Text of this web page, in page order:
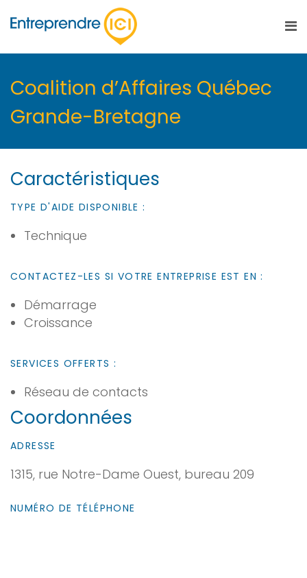
Coalition d’Affaires Québec
Grande-Bretagne
Caractéristiques
TYPE D'AIDE DISPONIBLE :
Technique
CONTACTEZ-LES SI VOTRE ENTREPRISE EST EN :
Démarrage
Croissance
SERVICES OFFERTS :
Réseau de contacts
Coordonnées
ADRESSE
1315, rue Notre-Dame Ouest, bureau 209
NUMÉRO DE TÉLÉPHONE